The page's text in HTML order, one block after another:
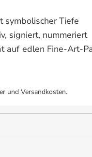
symbolischer Tiefe
signiert, nummeriert
auf edlen Fine-Art-
und Versandkosten.